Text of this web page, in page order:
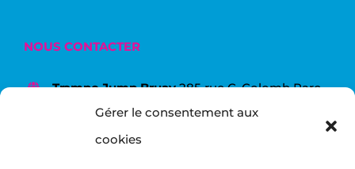
Gérer le consentement aux
cookies
NOUS CONTACTER
Trampo Jump Bruay285 rue C. Colomb Parc
de la Porte Nord Bruay la Buissière
03.21.53.46.82